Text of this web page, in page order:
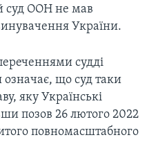
суд ООН не мав
України.
судді
що суд таки
яку Українські
позов 26 лютого 2022
повномасштабного